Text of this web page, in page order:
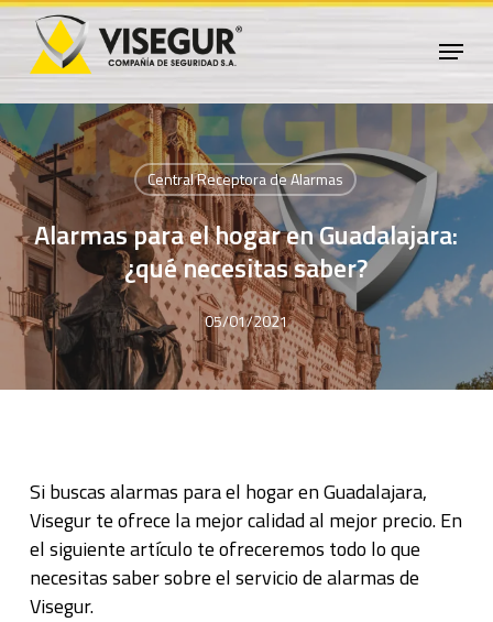
Skip
main
content
Menu
Central Receptora de Alarmas
Alarmas para el hogar en Guadalajara:
¿qué necesitas saber?
05/01/2021
Si buscas alarmas para el hogar en Guadalajara,
Visegur te ofrece la mejor calidad al mejor precio. En
el siguiente artículo te ofreceremos todo lo que
necesitas saber sobre el servicio de alarmas de
Visegur.
Close
Menu